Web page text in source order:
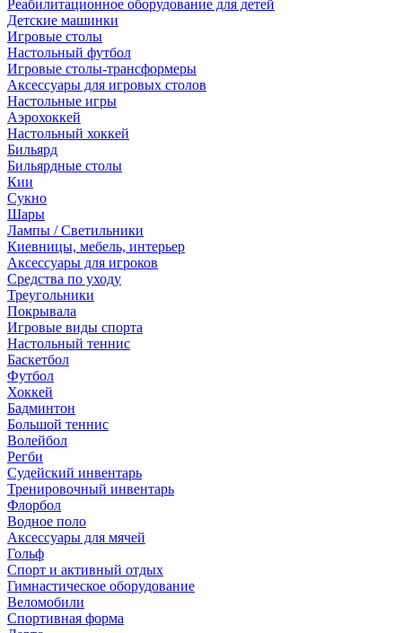
Реабилитационное оборудование для детей
Детские машинки
Игровые столы
Настольный футбол
Игровые столы-трансформеры
Аксессуары для игровых столов
Настольные игры
Аэрохоккей
Настольный хоккей
Бильярд
Бильярдные столы
Кии
Сукно
Шары
Лампы / Светильники
Киевницы, мебель, интерьер
Аксессуары для игроков
Средства по уходу
Треугольники
Покрывала
Игровые виды спорта
Настольный теннис
Баскетбол
Футбол
Хоккей
Бадминтон
Большой теннис
Волейбол
Регби
Судейский инвентарь
Тренировочный инвентарь
Флорбол
Водное поло
Аксессуары для мячей
Гольф
Спорт и активный отдых
Гимнастическое оборудование
Веломобили
Спортивная форма